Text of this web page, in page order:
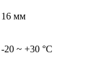
16 мм
-20 ~ +30 °C